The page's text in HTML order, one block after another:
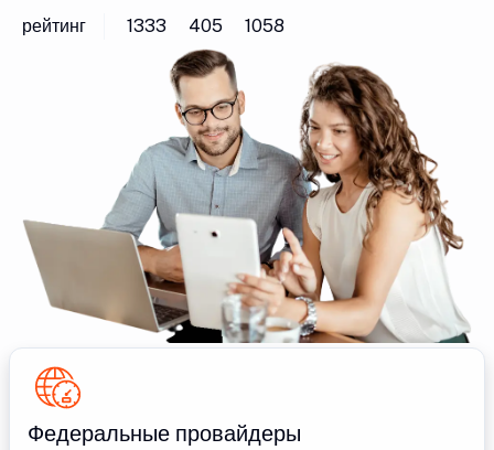
рейтинг 1333 405 1058
Федеральные провайдеры